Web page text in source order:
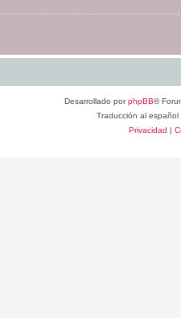
Desarrollado porphpBB®
Traducción al español
Privacidad |